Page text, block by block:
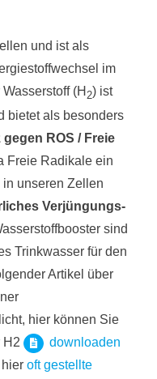
und ist als
im
(H 2) ist
bietet als besonders
ROS / Freie
Freie Radikale ein
unseren Zellen
Verjüngungs-
sind
Trinkwasser für den
Artikel über
hier können Sie
H2
downloaden
oft gestellte